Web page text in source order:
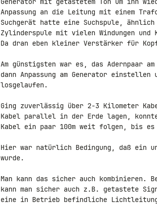
Anpassung an die Leitung mit einem
Suchgerät hatte eine Suchspule,
Zylinderspule mit vielen Windungen und
Da dran eben kleiner Verstärker für
Am günstigsten war es, das Adernpaar
dann Anpassung am Generator einstellen
losgelaufen.
Ging zuverlässig über 2-3 Kilometer
Kabel parallel in der Erde lagen, konnte
Kabel ein paar 100m weit folgen, bis
Hier war natürlich Bedingung, daß ein
wurde.
Man kann das sicher auch kombinieren.
kann man sicher auch z.B. getastete
eine in Betrieb befindliche Lichtleitung